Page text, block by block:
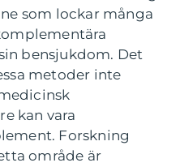
som lockar många
bensjukdom. Det
metoder inte
kan vara
Forskning
område är